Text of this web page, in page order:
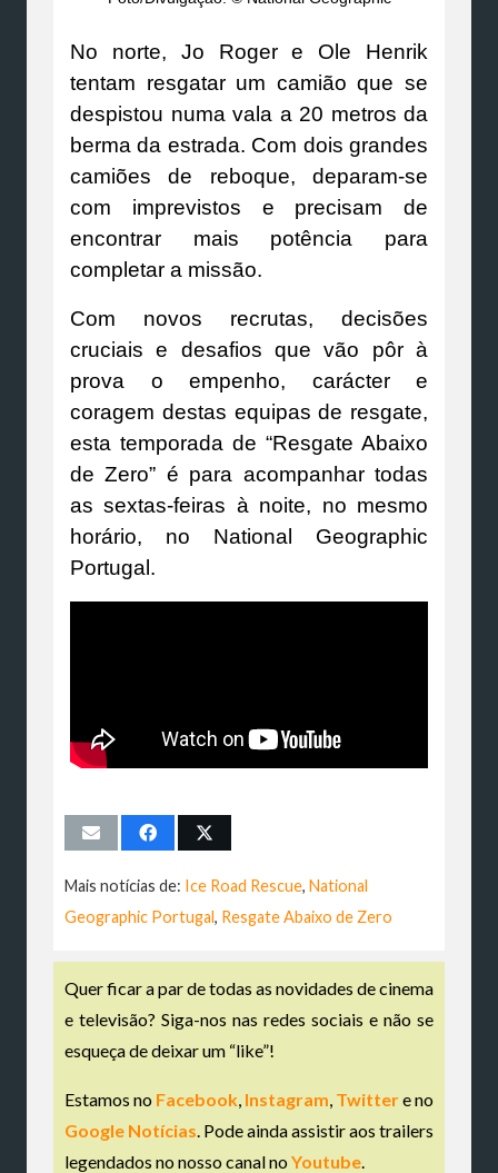
No norte, Jo Roger e Ole Henrik
tentam resgatar um camião que se
despistou numa vala a 20 metros da
berma da estrada. Com dois grandes
camiões de reboque, deparam-se
com imprevistos e precisam de
encontrar mais potência para
completar a missão.
Com novos recrutas, decisões
cruciais e desafios que vão pôr à
prova o empenho, carácter e
coragem destas equipas de resgate,
esta temporada de “Resgate Abaixo
de Zero” é para acompanhar todas
as sextas-feiras à noite, no mesmo
horário, no National Geographic
Portugal.
Mais notícias de: Ice Road Rescue, National
Geographic Portugal, Resgate Abaixo de Zero
Quer ficar a par de todas as novidades de cinema
e televisão? Siga-nos nas redes sociais e não se
esqueça de deixar um “like”!
Estamos no Facebook Instagram Twittere no
Google Notícias . Pode ainda assistir aos trailers
legendados no nosso canal noYoutube